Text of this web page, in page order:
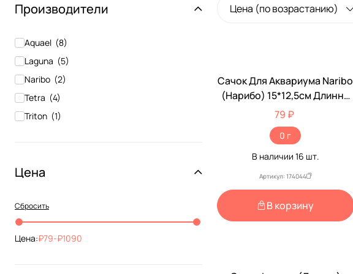
Производители
Aquael (8)
Laguna (5)
Naribo (2)
Tetra (4)
Triton (1)
Цена
Сбросить
Цена: 79- 1090
Цена (по возрастанию)
Сачок Для Аквариума Naribo
(Нарибо) 15*12,5см Длинна
Ручки 30см Nr-662555
79 ₽
0 г
В наличии 16 шт.
Артикул: 174044
В корзину